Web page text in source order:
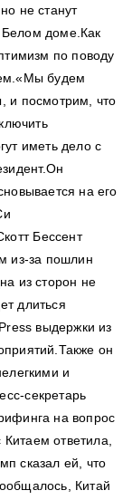
не станут
доме.Как
по поводу
будем
и посмотрим, что
иметь дело с
на его
Бессент
из-за пошлин
из сторон не
длиться
выдержки из
он
и
секретарь
на вопрос
ответила,
сказал ей, что
Китай